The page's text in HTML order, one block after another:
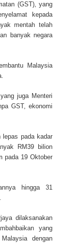
(GST), yang
kepada
mentah telah
banyak negara
Malaysia
juga Menteri
GST, ekonomi
lepas pada kadar
RM39 bilion
pada 19 Oktober
hingga 31
dilaksanakan
yang
dengan